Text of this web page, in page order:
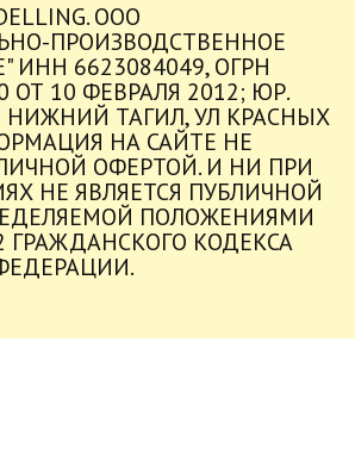
ООО
ПРОИЗВОДСТВЕННОЕ
ИНН 6623084049, ОГРН
ОТ 10 ФЕВРАЛЯ 2012; ЮР.
НИЖНИЙ ТАГИЛ, УЛ КРАСНЫХ
НА САЙТЕ НЕ
ОФЕРТОЙ. И НИ ПРИ
НЕ ЯВЛЯЕТСЯ ПУБЛИЧНОЙ
ПОЛОЖЕНИЯМИ
ГРАЖДАНСКОГО КОДЕКСА